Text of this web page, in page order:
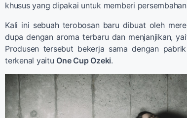
khusus yang dipakai untuk memberi
Kali ini sebuah terobosan baru dibuat oleh
dupa dengan aroma terbaru dan menjanjikan,
Produsen tersebut bekerja sama dengan
terkenal yaitu One Cup Ozeki.